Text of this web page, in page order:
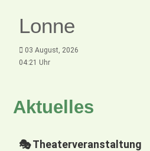
Lonne
03 August, 2026
04:21 Uhr
Aktuelles
🎭 Theaterveranstaltung